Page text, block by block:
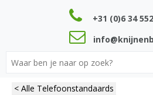
+31 (0)6 34
< Alle Telefoonstandaards